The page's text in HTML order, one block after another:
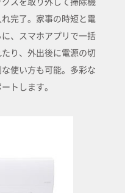
完了。家事の時短と電
、スマホアプリで一括
り、外出後に電源の切
使い方も可能。多彩な
トします。